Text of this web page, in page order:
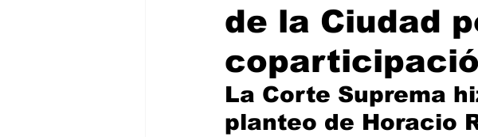
de la Ciudad
La Corte Suprema
planteo de Horacio